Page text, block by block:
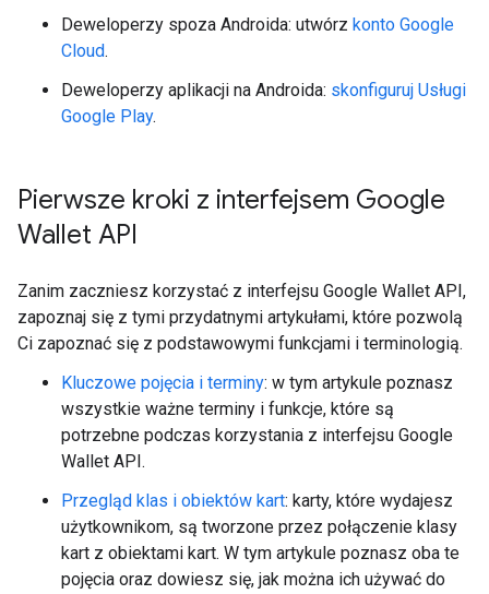
Deweloperzy spoza Androida: utwórz konto Google
Cloud.
Deweloperzy aplikacji na Androida: skonfiguruj Usługi
Google Play.
Pierwsze kroki z interfejsem Google
Wallet API
Zanim zaczniesz korzystać z interfejsu Google Wallet API,
zapoznaj się z tymi przydatnymi artykułami, które pozwolą
Ci zapoznać się z podstawowymi funkcjami i terminologią.
Kluczowe pojęcia i terminy: w tym artykule poznasz
wszystkie ważne terminy i funkcje, które są
potrzebne podczas korzystania z interfejsu Google
Wallet API.
Przegląd klas i obiektów kart: karty, które wydajesz
użytkownikom, są tworzone przez połączenie klasy
kart z obiektami kart. W tym artykule poznasz oba te
pojęcia oraz dowiesz się, jak można ich używać do